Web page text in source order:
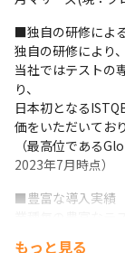
■独自の研修によ
独自の研修により
当社ではテストの
り、
日本初となる
価をいただいてお
（最高位である
2023年7月時点）
■豊富な導入実績
もっと見る